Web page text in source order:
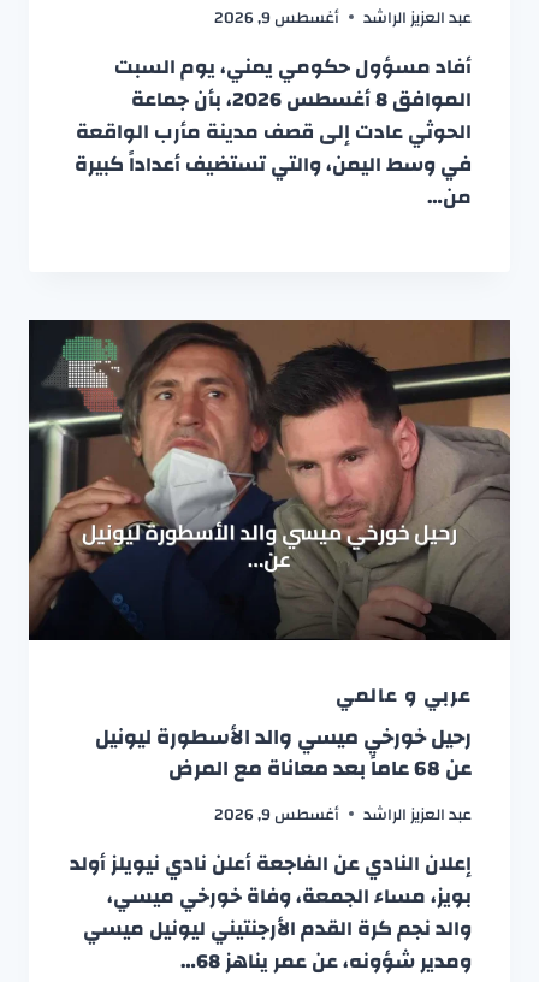
عبد العزيز الراشد أغسطس 9, 2026
أفاد مسؤول حكومي يمني، يوم السبت
الموافق 8 أغسطس 2026، بأن جماعة
الحوثي عادت إلى قصف مدينة مأرب الواقعة
في وسط اليمن، والتي تستضيف أعداداً كبيرة
من…
عربي و عالمي
رحيل خورخي ميسي والد الأسطورة ليونيل
عن 68 عاماً بعد معاناة مع المرض
عبد العزيز الراشد أغسطس 9, 2026
إعلان النادي عن الفاجعة أعلن نادي نيويلز أولد
بويز، مساء الجمعة، وفاة خورخي ميسي،
والد نجم كرة القدم الأرجنتيني ليونيل ميسي
ومدير شؤونه، عن عمر يناهز 68…